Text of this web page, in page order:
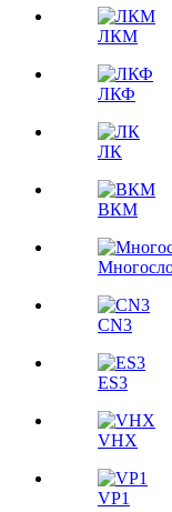
ЛКМ
ЛКФ
ЛК
ВКМ
CN3
ES3
VHX
VP1